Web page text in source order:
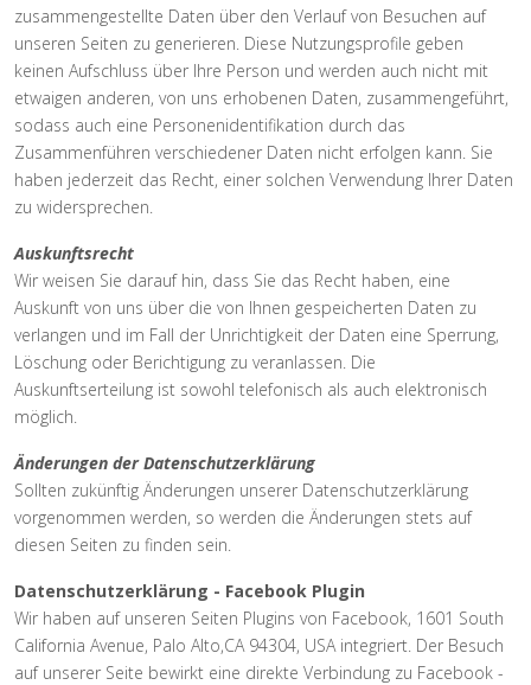
zusammengestellte Daten über den Verlauf von Besuchen auf
unseren Seiten zu generieren. Diese Nutzungsprofile geben
keinen Aufschluss über Ihre Person und werden auch nicht mit
etwaigen anderen, von uns erhobenen Daten, zusammengeführt,
sodass auch eine Personenidentifikation durch das
Zusammenführen verschiedener Daten nicht erfolgen kann. Sie
haben jederzeit das Recht, einer solchen Verwendung Ihrer Daten
zu widersprechen.
Auskunftsrecht
Wir weisen Sie darauf hin, dass Sie das Recht haben, eine
Auskunft von uns über die von Ihnen gespeicherten Daten zu
verlangen und im Fall der Unrichtigkeit der Daten eine Sperrung,
Löschung oder Berichtigung zu veranlassen. Die
Auskunftserteilung ist sowohl telefonisch als auch elektronisch
möglich.
Änderungen der Datenschutzerklärung
Sollten zukünftig Änderungen unserer Datenschutzerklärung
vorgenommen werden, so werden die Änderungen stets auf
diesen Seiten zu finden sein.
Datenschutzerklärung - Facebook Plugin
Wir haben auf unseren Seiten Plugins von Facebook, 1601 South
California Avenue, Palo Alto,CA 94304, USA integriert. Der Besuch
auf unserer Seite bewirkt eine direkte Verbindung zu Facebook -